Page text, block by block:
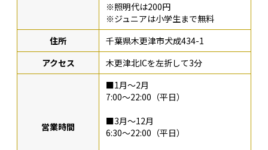
※照明代は200円
※ジュニアは小学生まで無料
住所
千葉県木更津市犬成434-1
アクセス
木更津北ICを左折して3分
営業時間
■1月～2月
7:00～22:00（平日）
■3月～12月
6:30～22:00（平日）